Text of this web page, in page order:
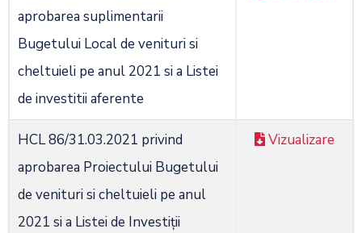
aprobarea suplimentarii
Bugetului Local de venituri si
cheltuieli pe anul 2021 si a Listei
de investitii aferente
HCL 86/31.03.2021 privind
aprobarea Proiectului Bugetului
de venituri si cheltuieli pe anul
2021 si a Listei de Investiții
Vizualizare